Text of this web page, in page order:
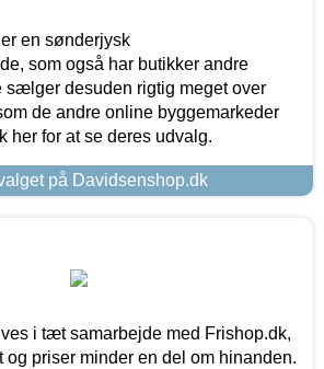
en sønderjysk
som også har butikker andre
sælger desuden rigtig meget over
de andre online byggemarkeder
her for at se deres udvalg.
på Davidsenshop.dk
i tæt samarbejde med Frishop.dk,
og priser minder en del om hinanden.